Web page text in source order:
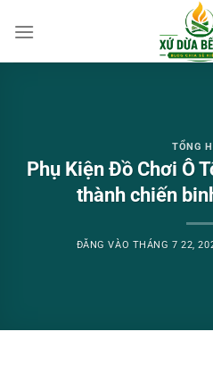
qua
TỔNG
Phụ Kiện Đồ Chơi Ô
thành chiến
ĐĂNG VÀO THÁNG 7 22,